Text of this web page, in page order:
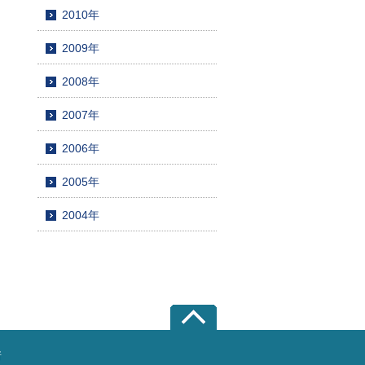
2010年
2009年
2008年
2007年
2006年
2005年
2004年